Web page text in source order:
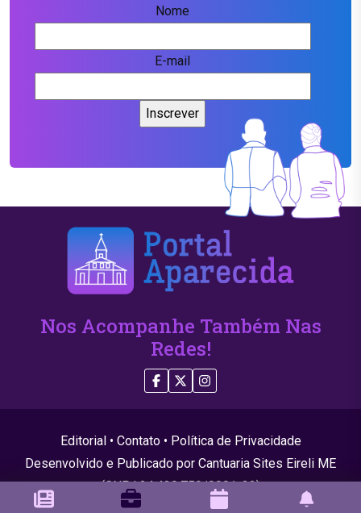
Nome
E-mail
Nos Acompanhe Também Nas
Redes!
Editorial• Contato• Política de Privacidade
Desenvolvido e Publicado por Cantuaria Sites Eireli ME
(CNPJ 24.439.750/0001-22)
© 2026 Todos os direitos reservados